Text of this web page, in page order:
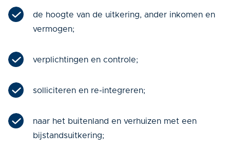
de hoogte van de uitkering, ander inkomen en
vermogen;
verplichtingen en controle;
solliciteren en re-integreren;
naar het buitenland en verhuizen met een
bijstandsuitkering;